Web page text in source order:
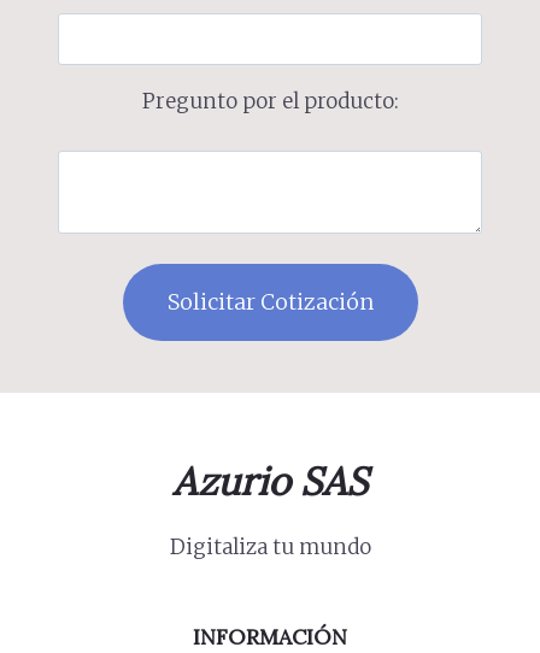
Pregunto por el producto:
Azurio SAS
Digitaliza tu mundo
INFORMACIÓN